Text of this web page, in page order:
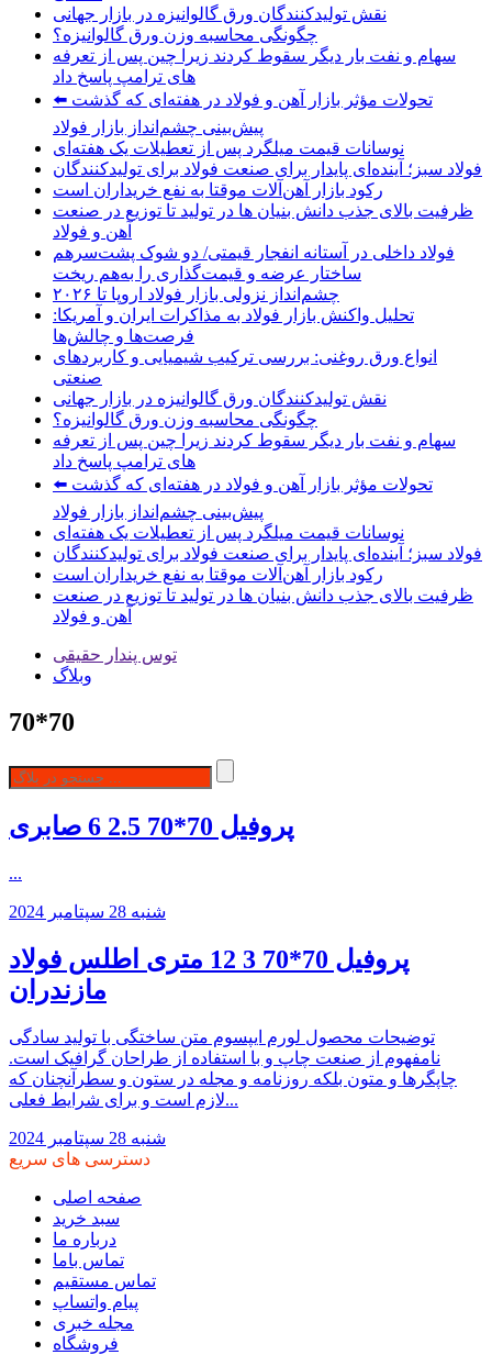
نقش تولیدکنندگان ورق گالوانیزه در بازار جهانی
چگونگی محاسبه وزن ورق گالوانیزه؟
سهام و نفت بار دیگر سقوط کردند زیرا چین پس از تعرفه
های ترامپ پاسخ داد
تحولات مؤثر بازار آهن و فولاد در هفته‌ای که گذشت ⬅️
پیش‌بینی چشم‌انداز بازار فولاد
نوسانات قیمت میلگرد پس از تعطیلات یک هفته‌ای
فولاد سبز؛ آینده‌ای پایدار برای صنعت فولاد برای تولیدکنندگان
رکود بازار آهن‌آلات موقتا به نفع خریداران است
ظرفیت بالای جذب دانش‌ بنیان‌ ها در تولید تا توزیع در صنعت
آهن و فولاد
فولاد داخلی در آستانه انفجار قیمتی/ دو شوک پشت‌سرهم
ساختار عرضه و قیمت‌گذاری را به‌هم ریخت
چشم‌انداز نزولی بازار فولاد اروپا تا ۲۰۲۶
تحلیل واکنش بازار فولاد به مذاکرات ایران و آمریکا:
فرصت‌ها و چالش‌ها
انواع ورق روغنی: بررسی ترکیب شیمیایی و کاربردهای
صنعتی
نقش تولیدکنندگان ورق گالوانیزه در بازار جهانی
چگونگی محاسبه وزن ورق گالوانیزه؟
سهام و نفت بار دیگر سقوط کردند زیرا چین پس از تعرفه
های ترامپ پاسخ داد
تحولات مؤثر بازار آهن و فولاد در هفته‌ای که گذشت ⬅️
پیش‌بینی چشم‌انداز بازار فولاد
نوسانات قیمت میلگرد پس از تعطیلات یک هفته‌ای
فولاد سبز؛ آینده‌ای پایدار برای صنعت فولاد برای تولیدکنندگان
رکود بازار آهن‌آلات موقتا به نفع خریداران است
ظرفیت بالای جذب دانش‌ بنیان‌ ها در تولید تا توزیع در صنعت
آهن و فولاد
توس پندار حقیقی
وبلاگ
70*70
پروفیل 70*70 2.5 6 صابری
...
شنبه 28 سپتامبر 2024
پروفیل 70*70 3 12 متری اطلس فولاد
مازندران
توضیحات محصول لورم ایپسوم متن ساختگی با تولید سادگی
نامفهوم از صنعت چاپ و با استفاده از طراحان گرافیک است.
چاپگرها و متون بلکه روزنامه و مجله در ستون و سطرآنچنان که
لازم است و برای شرایط فعلی...
شنبه 28 سپتامبر 2024
دسترسی های سریع
صفحه اصلی
سبد خرید
درباره ما
تماس باما
تماس مستقیم
پیام واتساپ
مجله خبری
فروشگاه